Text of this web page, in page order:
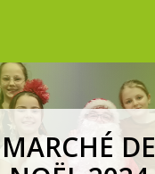
MARCHÉ DE